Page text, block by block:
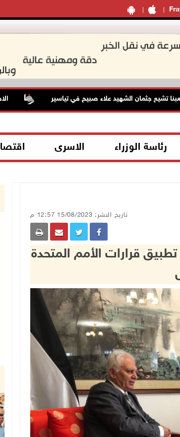
جثمان الشهيد علاء صبيح في تياسير الاحتلال يعتقل 4 مواطنين
رئاسة الوزراء الاسرى
تاريخ النشر: 15/08/2023 12:57 م
قرارات الأمم المتحدة